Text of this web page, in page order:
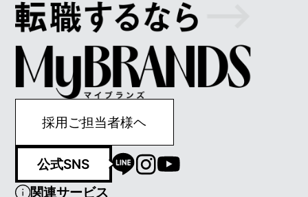
採用ご担当者様ヘ
公式SNS
関連サービス